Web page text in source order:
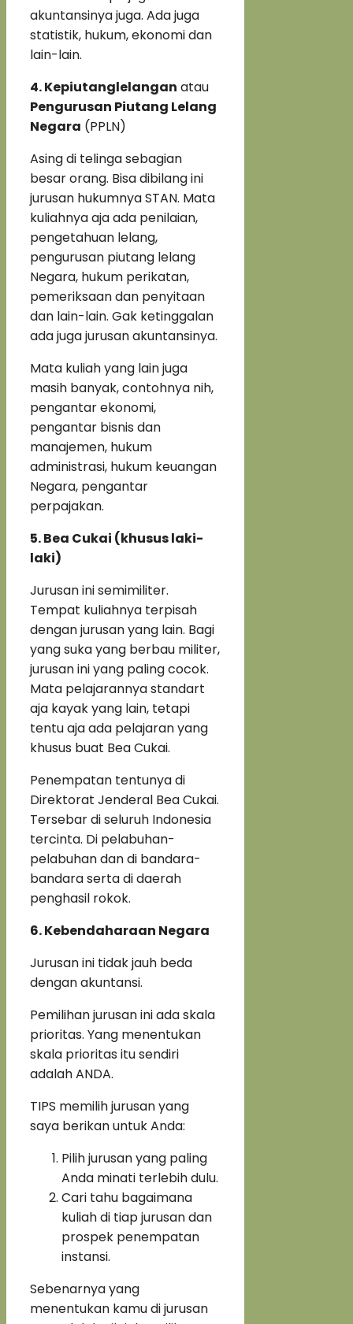
akuntansinya juga. Ada juga
statistik, hukum, ekonomi dan
lain-lain.
4. Kepiutanglelangan atau
Pengurusan Piutang Lelang
Negara (PPLN)
Asing di telinga sebagian
besar orang. Bisa dibilang ini
jurusan hukumnya STAN. Mata
kuliahnya aja ada penilaian,
pengetahuan lelang,
pengurusan piutang lelang
Negara, hukum perikatan,
pemeriksaan dan penyitaan
dan lain-lain. Gak ketinggalan
ada juga jurusan akuntansinya.
Mata kuliah yang lain juga
masih banyak, contohnya nih,
pengantar ekonomi,
pengantar bisnis dan
manajemen, hukum
administrasi, hukum keuangan
Negara, pengantar
perpajakan.
5.Bea Cukai (khusus laki-
laki)
Jurusan ini semimiliter.
Tempat kuliahnya terpisah
dengan jurusan yang lain. Bagi
yang suka yang berbau militer,
jurusan ini yang paling cocok.
Mata pelajarannya standart
aja kayak yang lain, tetapi
tentu aja ada pelajaran yang
khusus buat Bea Cukai.
Penempatan tentunya di
Direktorat Jenderal Bea Cukai.
Tersebar di seluruh Indonesia
tercinta. Di pelabuhan-
pelabuhan dan di bandara-
bandara serta di daerah
penghasil rokok.
6. Kebendaharaan Negara
Jurusan ini tidak jauh beda
dengan akuntansi.
Pemilihan jurusan ini ada skala
prioritas. Yang menentukan
skala prioritas itu sendiri
adalah ANDA.
TIPS memilih jurusan yang
saya berikan untuk Anda:
Pilih jurusan yang paling
Anda minati terlebih dulu.
Cari tahu bagaimana
kuliah di tiap jurusan dan
prospek penempatan
instansi.
Sebenarnya yang
menentukan kamu di jurusan